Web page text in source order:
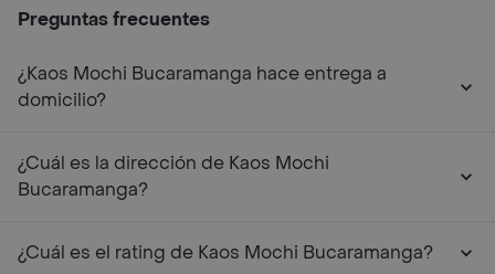
Preguntas frecuentes
¿Kaos Mochi Bucaramanga hace entrega a
domicilio?
¿Cuál es la dirección de Kaos Mochi
Bucaramanga?
¿Cuál es el rating de Kaos Mochi Bucaramanga?